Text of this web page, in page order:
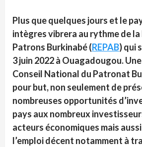
Plus que quelques jours et le
intègres vibrera au rythme de
Patrons Burkinabé (REPAB) qui
3 juin 2022 à Ouagadougou.
Conseil National du Patronat
pour but, non seulement de
nombreuses opportunités
pays aux nombreux
acteurs économiques mais
l’emploi décent notamment à